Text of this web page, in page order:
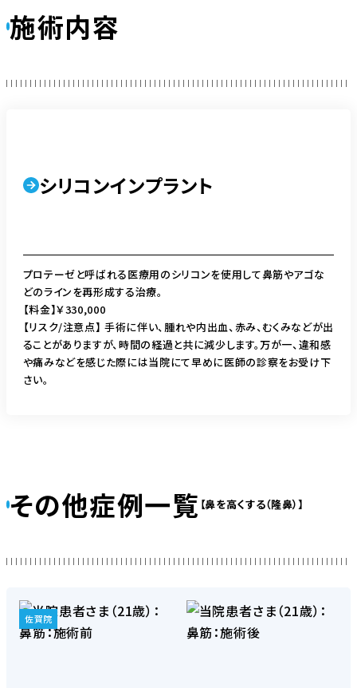
施術内容
シリコンインプラント
プロテーゼと呼ばれる医療用のシリコンを使用して鼻筋やアゴな
どのラインを再形成する治療。
【料金】￥330,000
【リスク/注意点】 手術に伴い、腫れや内出血、赤み、むくみなどが出
ることがありますが、時間の経過と共に減少します。万が一、違和感
や痛みなどを感じた際には当院にて早めに医師の診察をお受け下
さい。
その他症例一覧 【鼻を高くする（隆鼻）】
佐賀院